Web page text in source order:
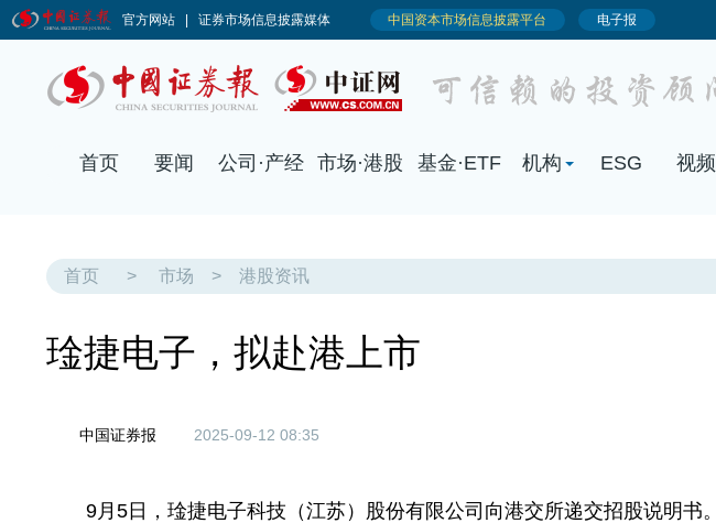
首页 要闻 公司·产经 市场·港股 基金·ETF 机构 ESG 视频
首页 > 市场 > 港股资讯
琻捷电子，拟赴港上市
中国证券报 2025-09-12 08:35
9月5日，琻捷电子科技（江苏）股份有限公司向港交所递交招股说明书。